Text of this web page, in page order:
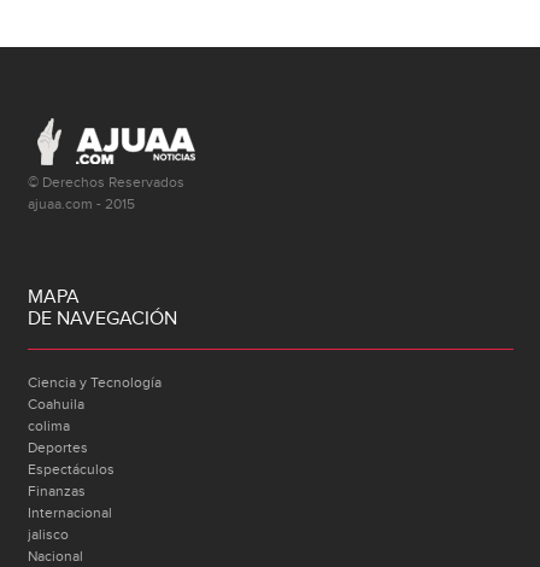
© Derechos Reservados
ajuaa.com - 2015
MAPA
DE NAVEGACIÓN
Ciencia y Tecnología
Coahuila
colima
Deportes
Espectáculos
Finanzas
Internacional
jalisco
Nacional